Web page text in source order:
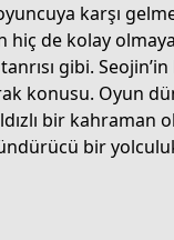
karşı
hiç de kolay
gibi.
konusu. Oyun
bir kahraman
bir